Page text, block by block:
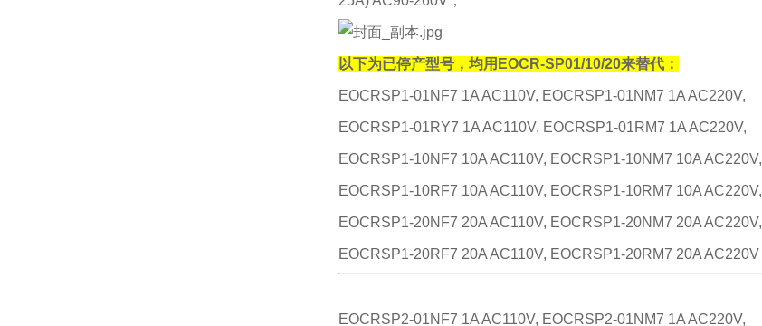
以下为已停产型号，均用EOCR-SP01/10/20来替代：
EOCRSP1-01NF7 1A AC110V, EOCRSP1-01NM7 1A AC220V,
EOCRSP1-01RY7 1A AC110V, EOCRSP1-01RM7 1A AC220V,
EOCRSP1-10NF7 10A AC110V, EOCRSP1-10NM7 10A AC220V,
EOCRSP1-10RF7 10A AC110V, EOCRSP1-10RM7 10A AC220V,
EOCRSP1-20NF7 20A AC110V, EOCRSP1-20NM7 20A AC220V,
EOCRSP1-20RF7 20A AC110V, EOCRSP1-20RM7 20A AC220V
EOCRSP2-01NF7 1A AC110V, EOCRSP2-01NM7 1A AC220V,